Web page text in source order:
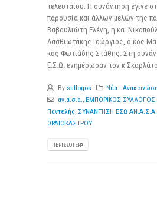
τελευταίου. Η συνάντηση έγινε
παρουσία και άλλων μελών της
Βαβουλιώτη Ελένη, η κα
Λασθιωτάκης Γεώργιος, ο κος
κος Φωτιάδης Στάθης. Στη
Ε.Σ.Ω. ενημέρωσαν τον κ Σκαρλάτο
By sullogos
Νέα -
αν.α.σ.α., ΕΜΠΟΡΙΚΟΣ ΣΥΛΛΟΓΟΣ
Παντελής, ΣΥΝΑΝΤΗΣΗ ΕΣΩ ΑΝ.Α.Σ.Α.
ΩΡΑΙΟΚΑΣΤΡΟΥ
ΠΕΡΙΣΣΌΤΕΡΑ